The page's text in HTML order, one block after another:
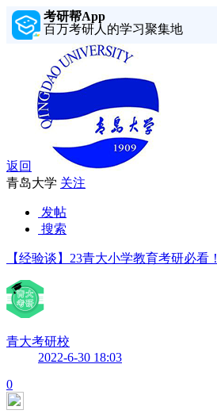
考研帮App
百万考研人的学习聚集地
返回
青岛大学 关注
发帖
搜索
【经验谈】23青大小学教育考研必看
青大考研校
2022-6-30 18:03
0